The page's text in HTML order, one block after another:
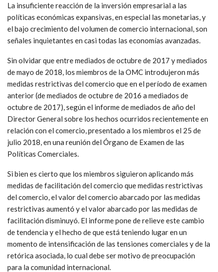
La insuficiente reacción de la inversión empresarial a las
políticas económicas expansivas, en especial las monetarias, y
el bajo crecimiento del volumen de comercio internacional, son
señales inquietantes en casi todas las economías avanzadas.
Sin olvidar que entre mediados de octubre de 2017 y mediados
de mayo de 2018, los miembros de la OMC introdujeron más
medidas restrictivas del comercio que en el período de examen
anterior (de mediados de octubre de 2016 a mediados de
octubre de 2017), según el informe de mediados de año del
Director General sobre los hechos ocurridos recientemente en
relación con el comercio, presentado a los miembros el 25 de
julio 2018, en una reunión del Órgano de Examen de las
Políticas Comerciales.
Si bien es cierto que los miembros siguieron aplicando más
medidas de facilitación del comercio que medidas restrictivas
del comercio, el valor del comercio abarcado por las medidas
restrictivas aumentó y el valor abarcado por las medidas de
facilitación disminuyó. El informe pone de relieve este cambio
de tendencia y el hecho de que está teniendo lugar en un
momento de intensificación de las tensiones comerciales y de la
retórica asociada, lo cual debe ser motivo de preocupación
para la comunidad internacional.